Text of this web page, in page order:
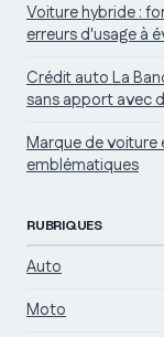
Voiture hybride :
erreurs d'usage à
Crédit auto La
sans apport avec
Marque de voiture
emblématiques
RUBRIQUES
Auto
Moto